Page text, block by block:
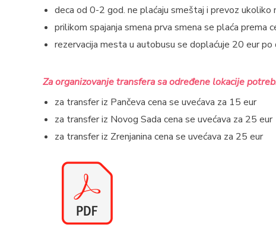
deca od 0-2 god. ne plaćaju smeštaj i prevoz ukoliko
prilikom spajanja smena prva smena se plaća prema
rezervacija mesta u autobusu se doplaćuje 20 eur po
Za organizovanje transfera sa određene lokacije
za transfer iz Pančeva cena se uvećava za 15 eur
za transfer iz Novog Sada cena se uvećava za 25 eur
za transfer iz Zrenjanina cena se uvećava za 25 eur